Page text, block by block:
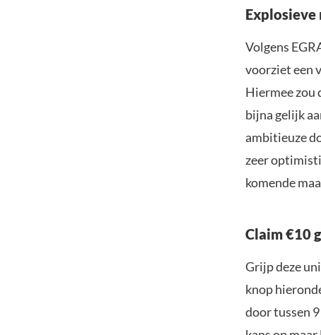
Volgens
voorziet een
Hiermee zou
bijna gelijk
ambitieuze
zeer
komende
Claim €10
Grijp deze
knop
door tussen